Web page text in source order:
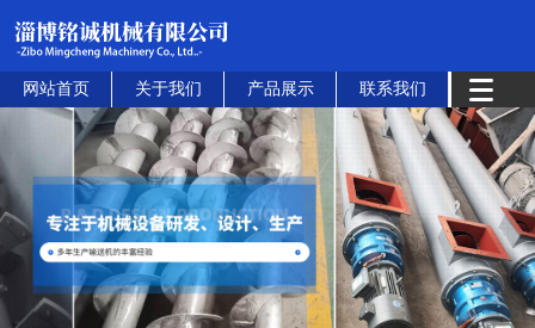
网站首页 关于我们 产品展示 联系我们